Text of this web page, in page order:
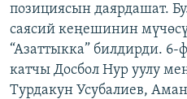
ЫҢГАЙСЫЗ СУРООЛОР
ЭЕ/АРнун бардык
позициясын даярдашат.
саясий кеңешинин
“Азаттыкка” билдирди.
катчы Досбол Нур уулу
Турдакун Усубалиев,